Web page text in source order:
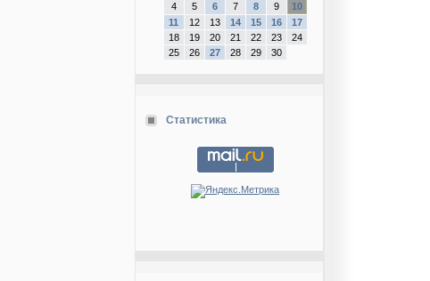
4
5 6 7 8 9
10
11
12 13 14 15 16
17
18
19 20 21 22 23
24
25
26 27 28 29 30
Статистика